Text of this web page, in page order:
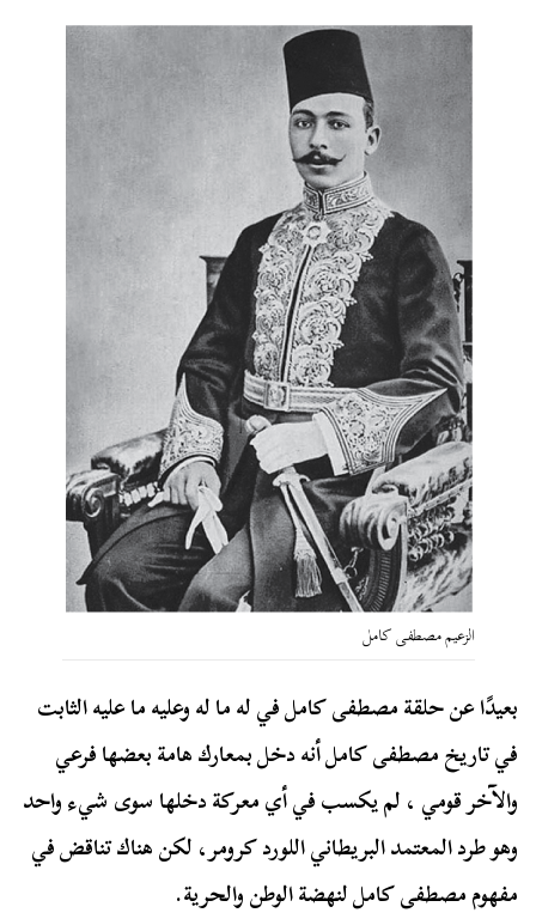
الزعيم مصطفى كامل
بعيدًا عن حلقة مصطفى كامل في له ما له وعليه ما عليه الثابت
في تاريخ مصطفى كامل أنه دخل بمعارك هامة بعضها فرعي
والآخر قومي ، لم يكسب في أي معركة دخلها سوى شيء واحد
وهو طرد المعتمد البريطاني اللورد كرومر، لكن هناك تناقض في
مفهوم مصطفى كامل لنهضة الوطن والحرية.